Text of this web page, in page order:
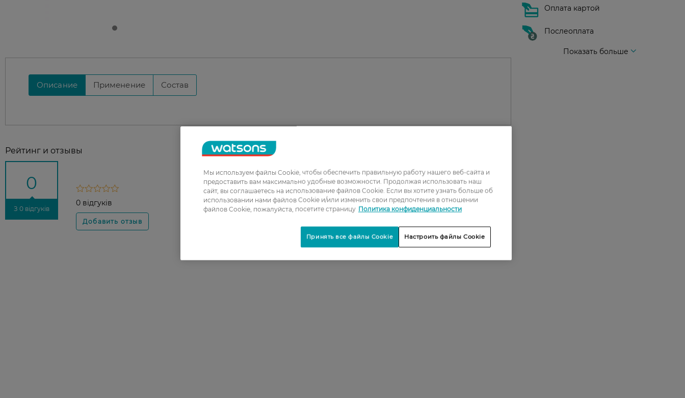
Описание Применение Состав
Рейтинг и отзывы
0
З 0 відгуків
0 відгуків
1
2
3
Оплата картой
Послеоплата
Показать больше
Мы используем файлы Cookie, чтобы обеспечить правильную работу нашего веб-сайта и
предоставить вам максимально удобные возможности. Продолжая использовать наш
сайт, вы соглашаетесь на использование файлов Cookie. Если вы хотите узнать больше об
использовании нами файлов Cookie и/или изменить свои предпочтения в отношении
файлов Cookie, пожалуйста, посетите страницу Политика конфиденциальности
Настроить файлы Cookie
Принять все файлы Cookie